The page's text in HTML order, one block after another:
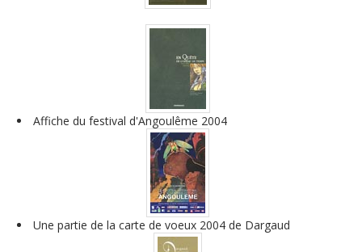
Affiche du festival d'Angoulême 2004
Une partie de la carte de voeux 2004 de Dargaud